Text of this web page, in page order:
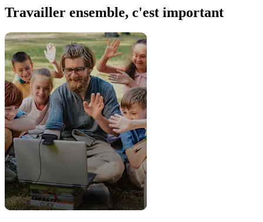
Travailler ensemble, c'est important